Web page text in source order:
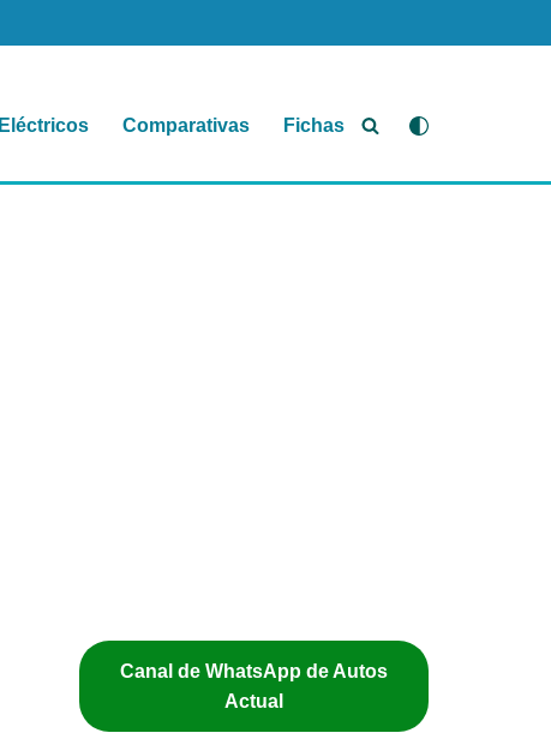
Eléctricos Comparativas Fichas
Canal de WhatsApp de Autos
Actual